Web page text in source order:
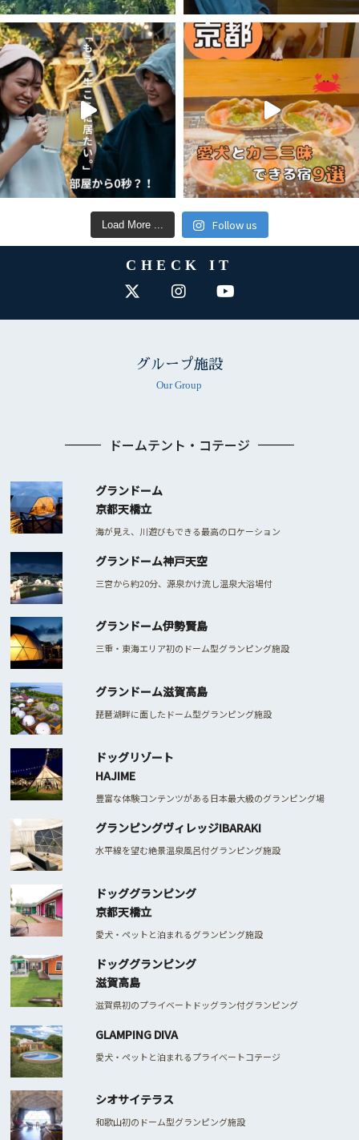
Load More ... Follow us
CHECK IT
グループ施設
Our Group
ドームテント・コテージ
グランドーム
京都天橋立
海が見え、川遊びもできる最高のロケーション
グランドーム神戸天空
三宮から約20分、源泉かけ流し温泉大浴場付
グランドーム伊勢賢島
三重・東海エリア初のドーム型グランピング施設
グランドーム滋賀高島
琵琶湖畔に面したドーム型グランピング施設
ドッグリゾート
HAJIME
豊富な体験コンテンツがある日本最大級のグランピング場
グランピングヴィレッジIBARAKI
水平線を望む絶景温泉風呂付グランピング施設
ドッググランピング
京都天橋立
愛犬・ペットと泊まれるグランピング施設
ドッググランピング
滋賀高島
滋賀県初のプライベートドッグラン付グランピング
GLAMPING DIVA
愛犬・ペットと泊まれるプライベートコテージ
シオサイテラス
和歌山初のドーム型グランピング施設